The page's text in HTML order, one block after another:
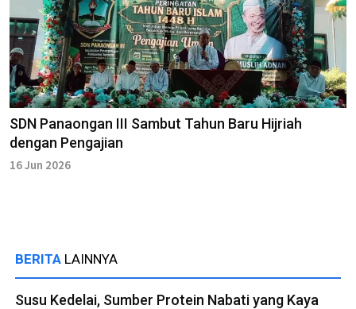
SDN Panaongan III Sambut Tahun Baru Hijriah
dengan Pengajian
16 Jun 2026
BERITA LAINNYA
Susu Kedelai, Sumber Protein Nabati yang Kaya